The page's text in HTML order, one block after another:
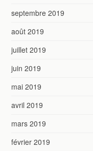
septembre 2019
août 2019
juillet 2019
juin 2019
mai 2019
avril 2019
mars 2019
février 2019